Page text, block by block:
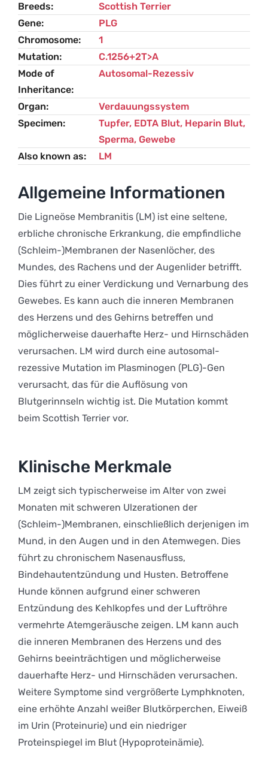
Breeds
Scottish Terrier
Gene
PLG
Chromosome
1
Mutation
C.1256+2T>A
Mode of
Inheritance
Autosomal-Rezessiv
Organ
Verdauungssystem
Specimen
Tupfer, EDTA Blut, Heparin Blut,
Sperma, Gewebe
Also known as
LM
Allgemeine Informationen
Die Ligneöse Membranitis (LM) ist eine seltene,
erbliche chronische Erkrankung, die empfindliche
(Schleim-)Membranen der Nasenlöcher, des
Mundes, des Rachens und der Augenlider betrifft.
Dies führt zu einer Verdickung und Vernarbung des
Gewebes. Es kann auch die inneren Membranen
des Herzens und des Gehirns betreffen und
möglicherweise dauerhafte Herz- und Hirnschäden
verursachen. LM wird durch eine autosomal-
rezessive Mutation im Plasminogen (PLG)-Gen
verursacht, das für die Auflösung von
Blutgerinnseln wichtig ist. Die Mutation kommt
beim Scottish Terrier vor.
Klinische Merkmale
LM zeigt sich typischerweise im Alter von zwei
Monaten mit schweren Ulzerationen der
(Schleim-)Membranen, einschließlich derjenigen im
Mund, in den Augen und in den Atemwegen. Dies
führt zu chronischem Nasenausfluss,
Bindehautentzündung und Husten. Betroffene
Hunde können aufgrund einer schweren
Entzündung des Kehlkopfes und der Luftröhre
vermehrte Atemgeräusche zeigen. LM kann auch
die inneren Membranen des Herzens und des
Gehirns beeinträchtigen und möglicherweise
dauerhafte Herz- und Hirnschäden verursachen.
Weitere Symptome sind vergrößerte Lymphknoten,
eine erhöhte Anzahl weißer Blutkörperchen, Eiweiß
im Urin (Proteinurie) und ein niedriger
Proteinspiegel im Blut (Hypoproteinämie).